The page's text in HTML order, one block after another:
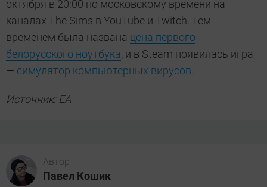
октября в 20:00 по московскому времени на
каналах The Sims в YouTube и Twitch. Тем
временем была названа цена первого
белорусского ноутбука, и в Steam появилась игра
— симулятор компьютерных вирусов
Источник: EA
Автор
Павел Кошик